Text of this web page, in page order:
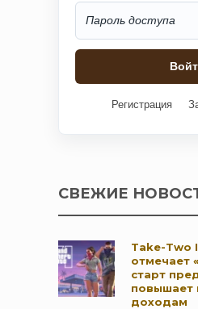
Регистрация
СВЕЖИЕ
Take-Two
отмечает
старт
повышает
доходам